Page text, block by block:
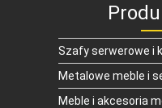
Szafy serwerowe i
Metalowe meble i
Meble i akcesoria